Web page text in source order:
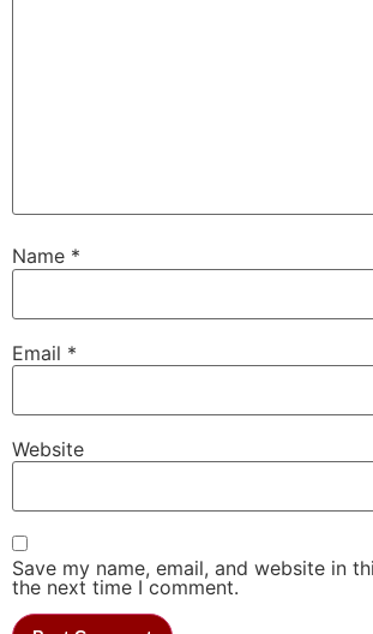
Name *
Email *
Website
Save my name, email, and website in
the next time I comment.